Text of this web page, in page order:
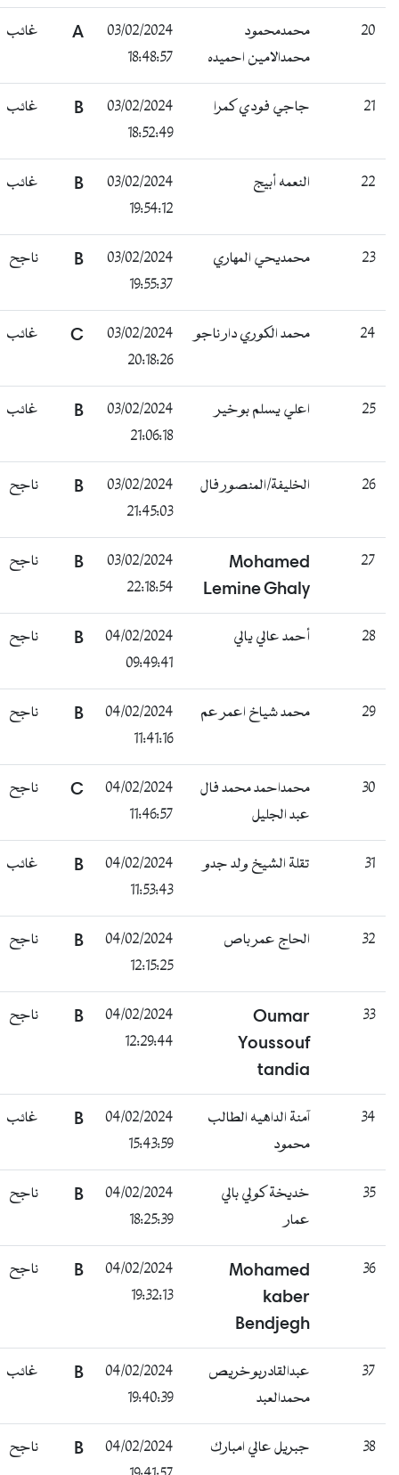
20
محمدمحمود
محمدالامين احميده
03/02/2024
18:48:57
A غائب
21 جاجي فودي كمرا
03/02/2024
18:52:49
B غائب
22 النعمه أبيج
03/02/2024
19:54:12
B غائب
23 محمديحي المهاري
03/02/2024
19:55:37
B ناجح
24 محمد الكوري دار ناجو
03/02/2024
20:18:26
C غائب
25 اعلي يسلم بوخير
03/02/2024
21:06:18
B غائب
26 الخليفة/المنصور فال
03/02/2024
21:45:03
B ناجح
27
Mohamed
Lemine Ghaly
03/02/2024
22:18:54
B ناجح
28 أحمد عالي يالي
04/02/2024
09:49:41
B ناجح
29 محمد شياخ اعمر عم
04/02/2024
11:41:16
B ناجح
30
محمداحمد محمد فال
عبد الجليل
04/02/2024
11:46:57
C ناجح
31 تقلة الشيخ ولد جدو
04/02/2024
11:53:43
B غائب
32 الحاج عمر باص
04/02/2024
12:15:25
B ناجح
33
Oumar
Youssouf
tandia
04/02/2024
12:29:44
B ناجح
34
آمنة الداهيه الطالب
محمود
04/02/2024
15:43:59
B غائب
35
خديخة كولي بالي
عمار
04/02/2024
18:25:39
B ناجح
36
Mohamed
kaber
Bendjegh
04/02/2024
19:32:13
B ناجح
37
عبدالقادربوخريص
محمدالعبد
04/02/2024
19:40:39
B غائب
38 جبريل عالي امبارك
04/02/2024
B ناجح